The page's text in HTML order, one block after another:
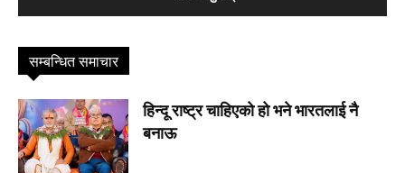
सम्बन्धित समाचार
हिन्दू राष्ट्र चाहिएको हो भने भारतलाई नै
बनाऊ